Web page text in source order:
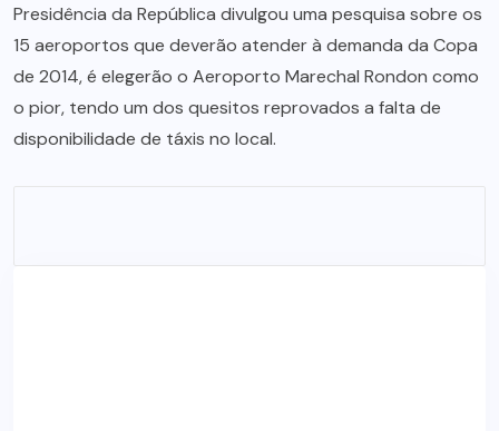
Presidência da República divulgou uma pesquisa sobre os
15 aeroportos que deverão atender à demanda da Copa
de 2014, é elegerão o Aeroporto Marechal Rondon como
o pior, tendo um dos quesitos reprovados a falta de
disponibilidade de táxis no local.